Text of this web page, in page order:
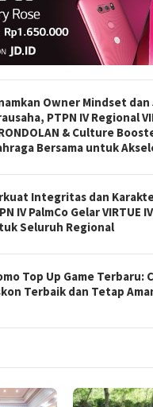
Owner Mindset dan
PTPN IV Regional
& Culture
Bersama untuk
Integritas dan
IV PalmCo Gelar VIRTUE
Seluruh Regional
Top Up Game Terbaru:
Terbaik dan Tetap